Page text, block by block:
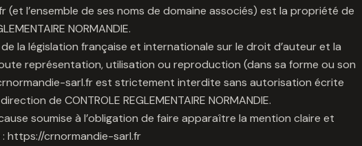
l’ensemble de ses noms de domaine associés) est la propriété de
NORMANDIE.
de la législation française et internationale sur le droit d’auteur et la
représentation, utilisation ou reproduction (dans sa forme ou son
sarl.fr est strictement interdite sans autorisation écrite
de CONTROLE REGLEMENTAIRE NORMANDIE.
soumise à l’obligation de faire apparaître la mention claire et
: https://crnormandie-sarl.fr